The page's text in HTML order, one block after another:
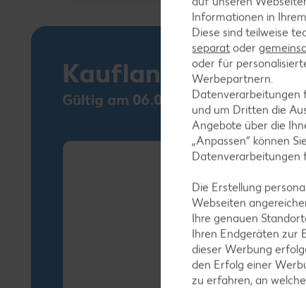
Kaufland Card
Gültig am 06.08.
Informationen in
Diese sind teilweise
separat oder
oder für
Werbepartnern.
Datenverarbeitungen
und um Dritten die
Angebote über die
„Anpassen“ können
Datenverarbeitungen
Die Erstellung
Webseiten
Ihre genauen
Ihren Endgeräten zur
dieser Werbung
den Erfolg einer
zu erfahren, an